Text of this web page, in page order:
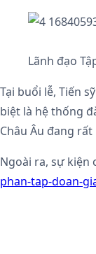
Lãnh đạo
Tại buổi lễ, Tiến
biệt là hệ thống
Châu Âu đang
Ngoài ra, sự kiện
phan-tap-doan-